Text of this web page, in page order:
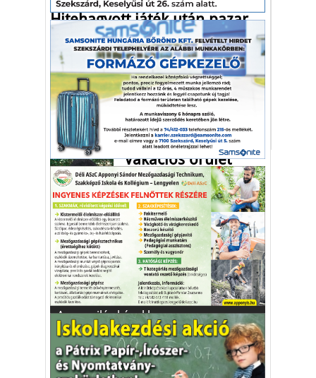
Hitehagyott játék után pazar
győzelem
Teljesen másik arcát mutatta második
Európa-bajnoki mérkőzésén női kézilabda
válogatottunk.
női kézilabda válogatott Horvátország
Kaktusz
Vakációs őrület
A nyaralás extrém
helyzeteket teremt, nagyon
sokan kalandot, kihívást
keresnek.
Vélemény rovat cikkei
Újságlapozó
A nagyvilág képekben